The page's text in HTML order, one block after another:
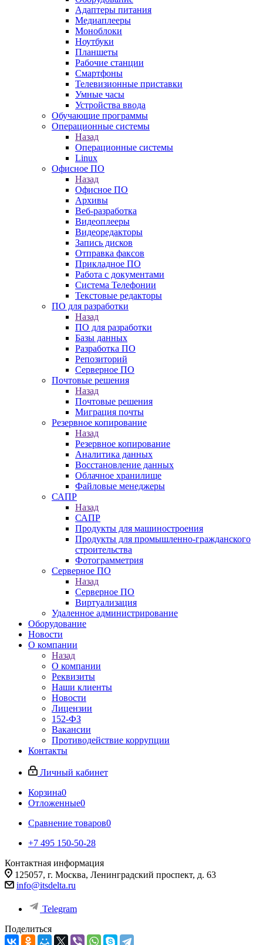
Адаптеры питания
Медиаплееры
Моноблоки
Ноутбуки
Планшеты
Рабочие станции
Смартфоны
Телевизионные приставки
Умные часы
Устройства ввода
Обучающие программы
Операционные системы
Назад
Операционные системы
Linux
Офисное ПО
Назад
Офисное ПО
Архивы
Веб-разработка
Видеоплееры
Видеоредакторы
Запись дисков
Отправка факсов
Прикладное ПО
Работа с документами
Система Телефонии
Текстовые редакторы
ПО для разработки
Назад
ПО для разработки
Базы данных
Разработка ПО
Репозиторий
Серверное ПО
Почтовые решения
Назад
Почтовые решения
Миграция почты
Резервное копирование
Назад
Резервное копирование
Аналитика данных
Восстановление данных
Облачное хранилище
Файловые менеджеры
САПР
Назад
САПР
Продукты для машиностроения
Продукты для промышленно-гражданского
строительства
Фотограмметрия
Серверное ПО
Назад
Серверное ПО
Виртуализация
Удаленное администрирование
Оборудование
Новости
О компании
Назад
О компании
Реквизиты
Наши клиенты
Новости
Лицензии
152-ФЗ
Вакансии
Противодействие коррупции
Контакты
Личный кабинет
Корзина0
Отложенные0
Сравнение товаров0
+7 495 150-50-28
Контактная информация
125057, г. Москва, Ленинградский проспект, д. 63
info@itsdelta.ru
Telegram
Поделиться